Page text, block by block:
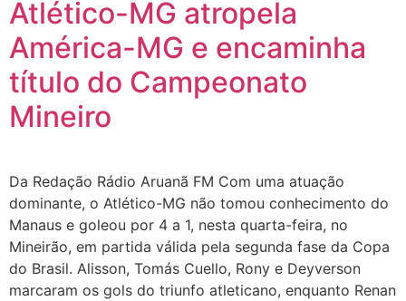
Atlético-MG atropela
América-MG e encaminha
título do Campeonato
Mineiro
Da Redação Rádio Aruanã FM Com uma atuação
dominante, o Atlético-MG não tomou conhecimento do
Manaus e goleou por 4 a 1, nesta quarta-feira, no
Mineirão, em partida válida pela segunda fase da Copa
do Brasil. Alisson, Tomás Cuello, Rony e Deyverson
marcaram os gols do triunfo atleticano, enquanto Renan